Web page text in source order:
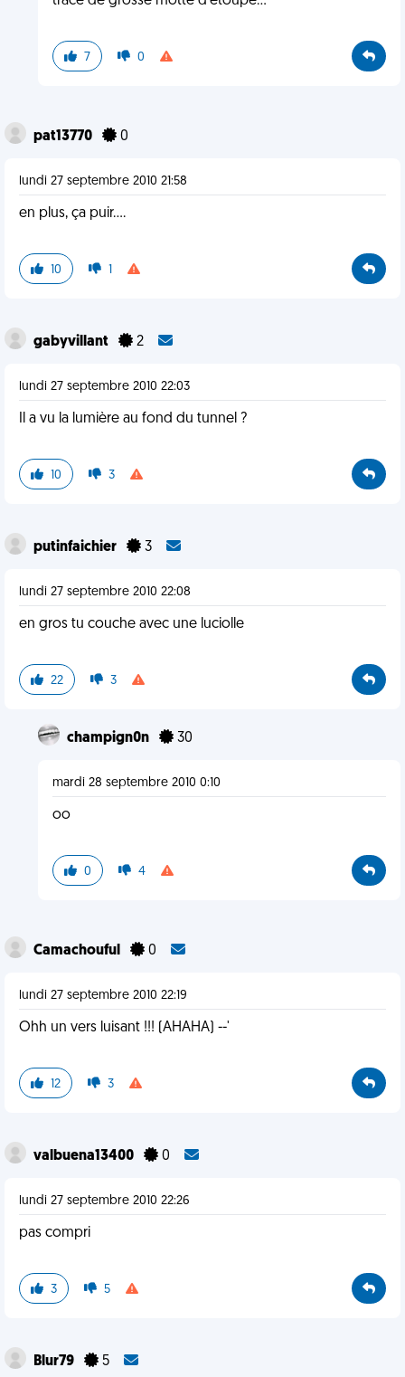
7 0
pat13770 0
lundi 27 septembre 2010 21:58
en plus, ça puir....
10 1
gabyvillant 2
lundi 27 septembre 2010 22:03
Il a vu la lumière au fond du tunnel ?
10 3
putinfaichier 3
lundi 27 septembre 2010 22:08
en gros tu couche avec une luciolle
22 3
champign0n 30
mardi 28 septembre 2010 0:10
oo
0 4
Camachouful 0
lundi 27 septembre 2010 22:19
Ohh un vers luisant !!! (AHAHA) --'
12 3
valbuena13400 0
lundi 27 septembre 2010 22:26
pas compri
3 5
Blur79 5